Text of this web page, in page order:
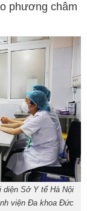
phương châm
diện Sở Y tế Hà Nội
viện Đa khoa Đức